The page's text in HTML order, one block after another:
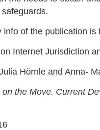
of the publication is
Internet Jurisdiction
Hörnle and Anna-
the Move. Current